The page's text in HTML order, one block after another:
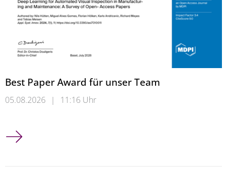
Best Paper Award für unser Team
05.08.2026 | 11:16 Uhr
Best Paper Award für unser Team